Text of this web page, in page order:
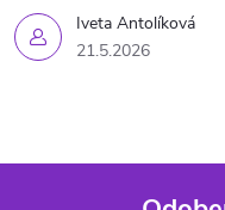
Iveta Antolíková
21.5.2026